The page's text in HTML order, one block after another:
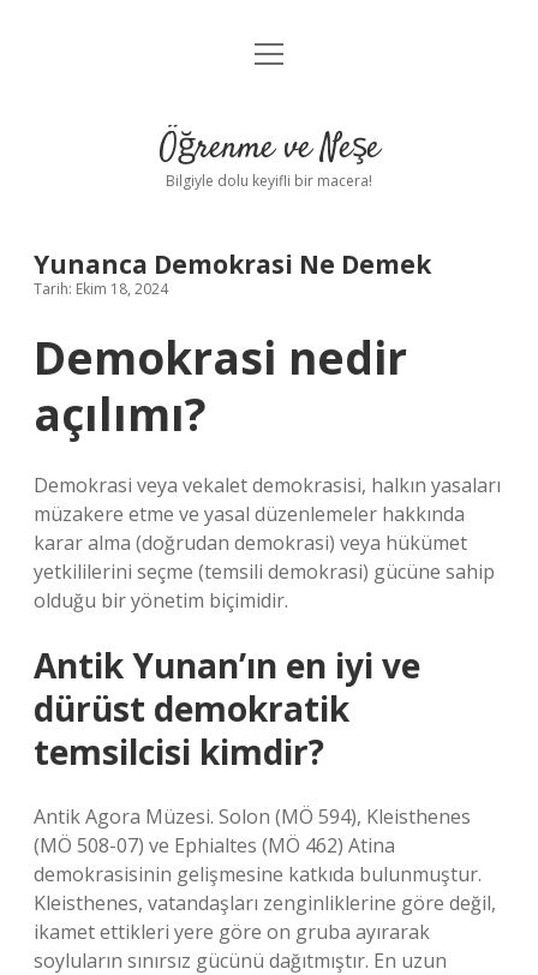
Anasayfa
Yasal Uyarı
menüyü
Öğrenme ve Neşe
Bilgiyle dolu keyifli bir macera!
Yunanca Demokrasi Ne Demek
Tarih: Ekim 18, 2024
Demokrasi nedir
açılımı?
Demokrasi veya vekalet demokrasisi, halkın yasaları
müzakere etme ve yasal düzenlemeler hakkında
karar alma (doğrudan demokrasi) veya hükümet
yetkililerini seçme (temsili demokrasi) gücüne sahip
olduğu bir yönetim biçimidir.
Antik Yunan’ın en iyi ve
dürüst demokratik
temsilcisi kimdir?
Antik Agora Müzesi. Solon (MÖ 594), Kleisthenes
(MÖ 508-07) ve Ephialtes (MÖ 462) Atina
demokrasisinin gelişmesine katkıda bulunmuştur.
Kleisthenes, vatandaşları zenginliklerine göre değil,
ikamet ettikleri yere göre on gruba ayırarak
soyluların sınırsız gücünü dağıtmıştır. En uzun